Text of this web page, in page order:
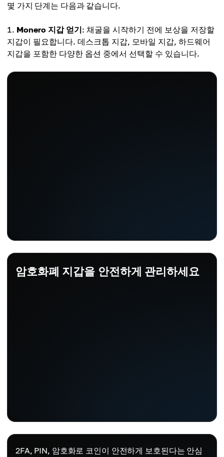
몇 가지 단계는 다음과 같습니다.
Monero 지갑 얻기: 채굴을 시작하기 전에 보상을 저장할
지갑이 필요합니다. 데스크톱 지갑, 모바일 지갑, 하드웨어
지갑을 포함한 다양한 옵션 중에서 선택할 수 있습니다.
암호화폐 지갑을 안전하게 관리하세요
2FA, PIN, 암호화로 코인이 안전하게 보호된다는 안심